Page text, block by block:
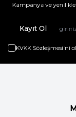
Kampanya ve
Kayıt Ol
KVKK Sözleşmesi'ni